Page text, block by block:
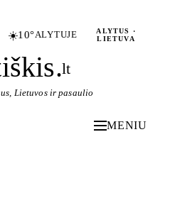
☀️10°ALYTUJE
ALYTUS ·
LIETUVA
.lt
Lietuvos ir pasaulio
MENIU